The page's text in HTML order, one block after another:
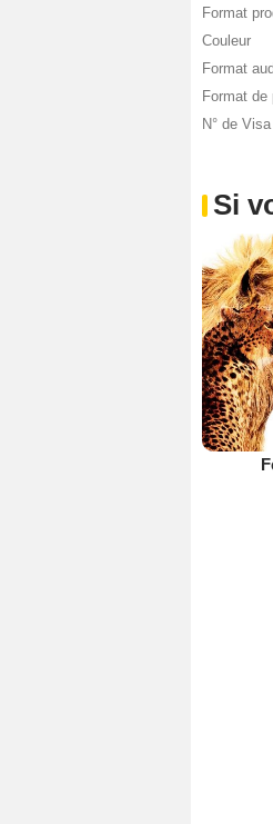
Format
Couleur
Format
Format de
N° de Visa
Si